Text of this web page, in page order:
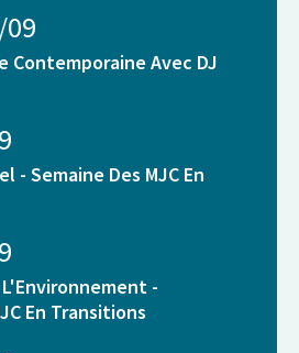
Contemporaine Avec DJ
- Semaine Des MJC En
-
En Transitions